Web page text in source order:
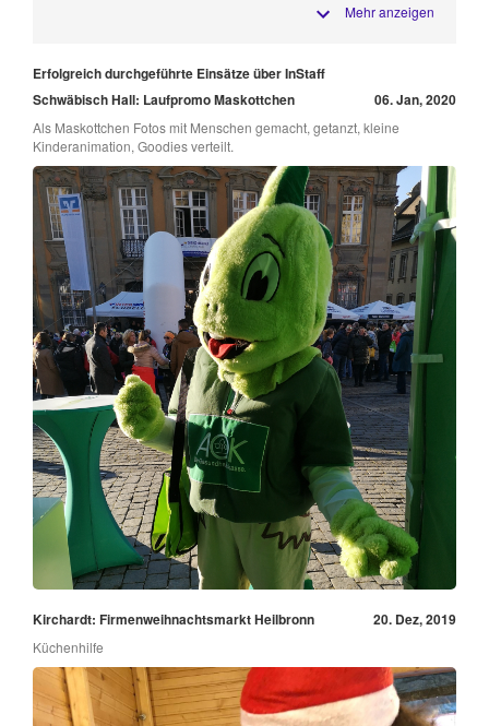
Mehr anzeigen
Erfolgreich durchgeführte Einsätze über InStaff
Schwäbisch Hall: Laufpromo Maskottchen
06. Jan, 2020
Als Maskottchen Fotos mit Menschen gemacht, getanzt, kleine
Kinderanimation, Goodies verteilt.
Kirchardt: Firmenweihnachtsmarkt Heilbronn 20. Dez, 2019
Küchenhilfe